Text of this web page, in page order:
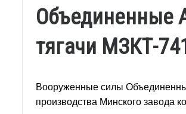
Объединенные
тягачи МЗКТ-
Вооруженные силы
производства Минского завода